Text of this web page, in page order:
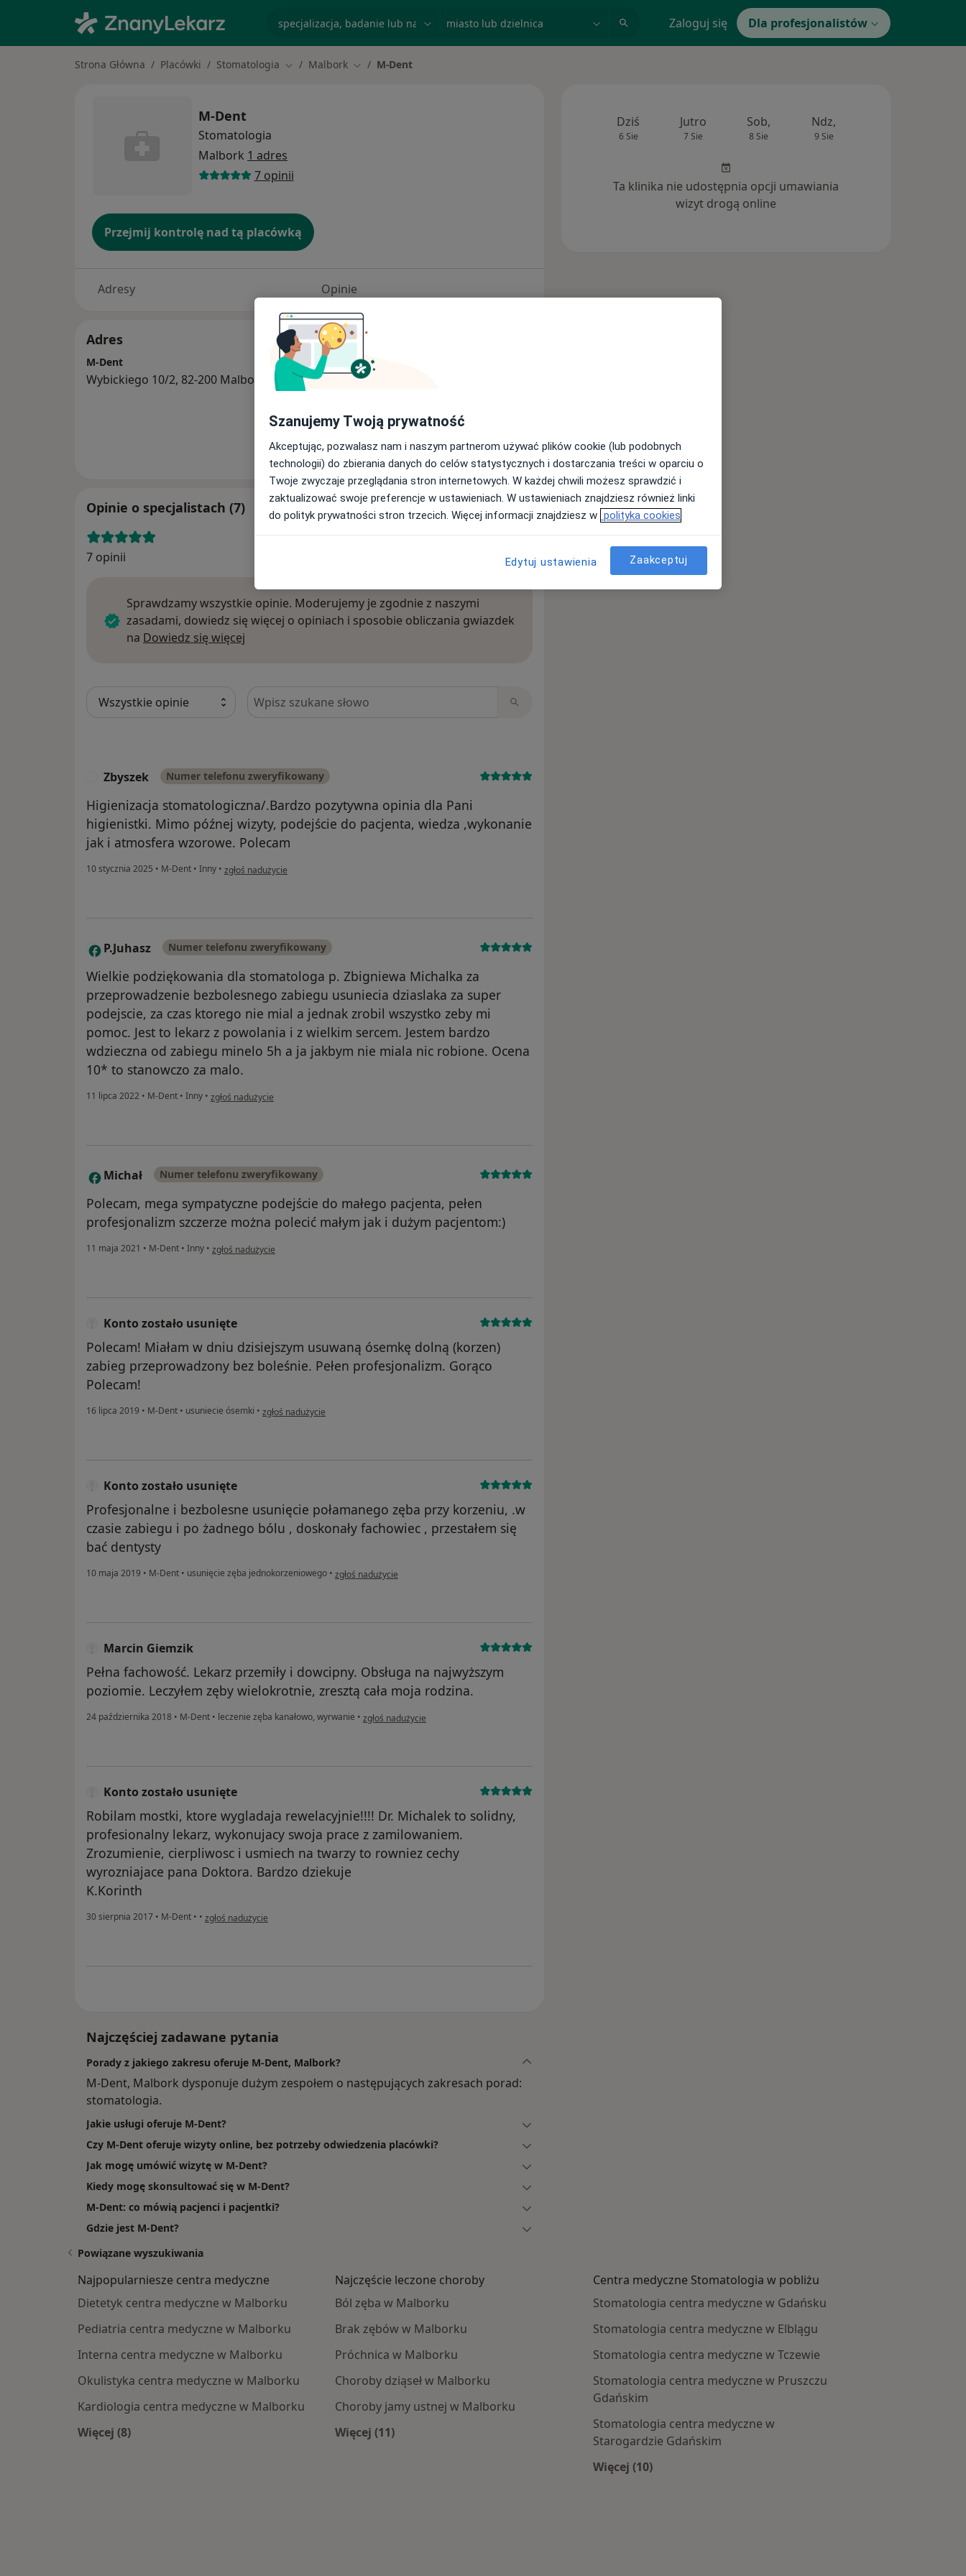
Zaloguj się Dla profesjonalistów
Strona Główna Placówki Stomatologia Zmień miasto
Malbork Zmień miasto
M-Dent
M-Dent
Stomatologia
Malbork 1 adres
7 opinii
Przejmij kontrolę nad tą placówką
Adresy Opinie
Adres
M-Dent
Wybickiego 10/2, 82-200 Malbork
Opinie o specjalistach (7)
7 opinii
Sprawdzamy wszystkie opinie. Moderujemy je zgodnie z naszymi
zasadami, dowiedz się więcej o opiniach i sposobie obliczania gwiazdek
na Dowiedz się więcej
Szukaj w opiniach
Zbyszek Numer telefonu zweryfikowany
Higienizacja stomatologiczna/.Bardzo pozytywna opinia dla Pani
higienistki. Mimo późnej wizyty, podejście do pacjenta, wiedza ,wykonanie
jak i atmosfera wzorowe. Polecam
10 stycznia 2025 • M-Dent • Inny • w opinii użytkownika Zbyszek
zgłoś nadużycie
P P.Juhasz Numer telefonu zweryfikowany
Wielkie podziękowania dla stomatologa p. Zbigniewa Michalka za
przeprowadzenie bezbolesnego zabiegu usuniecia dziaslaka za super
podejscie, za czas ktorego nie mial a jednak zrobil wszystko zeby mi
pomoc. Jest to lekarz z powolania i z wielkim sercem. Jestem bardzo
wdzieczna od zabiegu minelo 5h a ja jakbym nie miala nic robione. Ocena
10* to stanowczo za malo.
11 lipca 2022 • M-Dent • Inny • w opinii użytkownika P.Juhasz
zgłoś nadużycie
M Michał Numer telefonu zweryfikowany
Polecam, mega sympatyczne podejście do małego pacjenta, pełen
profesjonalizm szczerze można polecić małym jak i dużym pacjentom:)
11 maja 2021 • M-Dent • Inny • w opinii użytkownika Michał
zgłoś nadużycie
Konto zostało usunięte
Polecam! Miałam w dniu dzisiejszym usuwaną ósemkę dolną (korzen)
zabieg przeprowadzony bez boleśnie. Pełen profesjonalizm. Gorąco
Polecam!
16 lipca 2019 • M-Dent • usuniecie ósemki • w opinii użytkownika Konto zostało usunięte
zgłoś nadużycie
Konto zostało usunięte
Profesjonalne i bezbolesne usunięcie połamanego zęba przy korzeniu, .w
czasie zabiegu i po żadnego bólu , doskonały fachowiec , przestałem się
bać dentysty
10 maja 2019 • M-Dent • usunięcie zęba jednokorzeniowego • w opinii użytkownika Konto zostało usunięte
zgłoś nadużycie
Marcin Giemzik
Pełna fachowość. Lekarz przemiły i dowcipny. Obsługa na najwyższym
poziomie. Leczyłem zęby wielokrotnie, zresztą cała moja rodzina.
24 października 2018 • M-Dent • leczenie zęba kanałowo, wyrwanie • w opinii użytkownika Marcin Giemzik
zgłoś nadużycie
Konto zostało usunięte
Robilam mostki, ktore wygladaja rewelacyjnie!!!! Dr. Michalek to solidny,
profesionalny lekarz, wykonujacy swoja prace z zamilowaniem.
Zrozumienie, cierpliwosc i usmiech na twarzy to rowniez cechy
wyrozniajace pana Doktora. Bardzo dziekuje
K.Korinth
30 sierpnia 2017 • M-Dent • • w opinii użytkownika Konto zostało usunięte
zgłoś nadużycie
Najczęściej zadawane pytania
Porady z jakiego zakresu oferuje M-Dent, Malbork?
M-Dent, Malbork dysponuje dużym zespołem o następujących zakresach porad:
stomatologia.
Jakie usługi oferuje M-Dent?
Czy M-Dent oferuje wizyty online, bez potrzeby odwiedzenia placówki?
Jak mogę umówić wizytę w M-Dent?
Kiedy mogę skonsultować się w M-Dent?
M-Dent: co mówią pacjenci i pacjentki?
Gdzie jest M-Dent?
Dziś
6 Sie
Jutro
7 Sie
Sob,
8 Sie
Ndz,
9 Sie
Ta klinika nie udostępnia opcji umawiania
wizyt drogą online
Powiązane wyszukiwania
Najpopularniesze centra medyczne
Dietetyk centra medyczne w Malborku
Pediatria centra medyczne w Malborku
Interna centra medyczne w Malborku
Okulistyka centra medyczne w Malborku
Kardiologia centra medyczne w Malborku
Więcej (8)
Najczęście leczone choroby
Ból zęba w Malborku
Brak zębów w Malborku
Próchnica w Malborku
Choroby dziąseł w Malborku
Choroby jamy ustnej w Malborku
Więcej (11)
Więcej w kategorii: Najczęście leczone choroby
Centra medyczne Stomatologia w pobliżu
Stomatologia centra medyczne w Gdańsku
Stomatologia centra medyczne w Elblągu
Stomatologia centra medyczne w Tczewie
Stomatologia centra medyczne w Pruszczu
Gdańskim
Stomatologia centra medyczne w
Starogardzie Gdańskim
Więcej (10)
Szanujemy Twoją prywatność
Akceptując, pozwalasz nam i naszym partnerom używać plików cookie (lub podobnych
technologii) do zbierania danych do celów statystycznych i dostarczania treści w oparciu o
Twoje zwyczaje przeglądania stron internetowych. W każdej chwili możesz sprawdzić i
zaktualizować swoje preferencje w ustawieniach. W ustawieniach znajdziesz również linki
do polityk prywatności stron trzecich. Więcej informacji znajdziesz w polityka cookies
Edytuj ustawienia Zaakceptuj